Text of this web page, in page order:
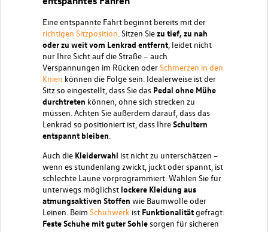
Eine entspannte Fahrt beginnt bereits mit der
richtigen Sitzposition . Sitzen Siezu tief, zu nah
oder zu weit vom Lenkrad entfernt , leidet nicht
nur Ihre Sicht auf die Straße – auch
Verspannungen im Rücken oder Schmerzen in den
Knien können die Folge sein. Idealerweise ist der
Sitz so eingestellt, dass Sie das Pedal ohne Mühe
durchtreten können, ohne sich strecken zu
müssen. Achten Sie außerdem darauf, dass das
Lenkrad so positioniert ist, dass IhreSchultern
entspannt bleiben
Auch die Kleiderwahl ist nicht zu unterschätzen –
wenn es stundenlang zwickt, juckt oder spannt, ist
schlechte Laune vorprogrammiert. Wählen Sie für
unterwegs möglichst lockere Kleidung aus
atmungsaktiven Stoffen wie Baumwolle oder
Leinen. Beim Schuhwerk ist Funktionalitätgefragt:
Feste Schuhe mit guter Sohlesorgen für sicheren